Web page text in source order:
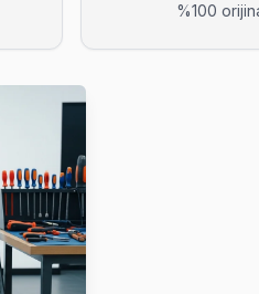
anlık görebiliyorsunuz.
izleme, sorun çıkarsa
ücretsiz.
%100